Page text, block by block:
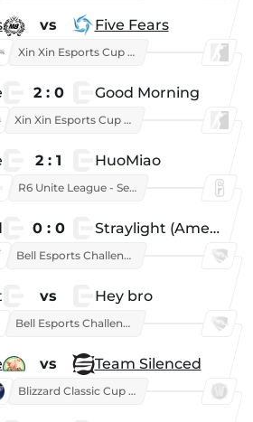
vs Five Fears
Xin Xin Esports Cup 2025
2 : 0 Good Morning
Xin Xin Esports Cup 2026
2 : 1 HuoMiao
R6 Unite League - Season 1
0 : 0 Straylight (American team)
Bell Esports Challenge 2026
vs Hey bro
Bell Esports Challenge 2026
vs Team Silenced
Blizzard Classic Cup 2026